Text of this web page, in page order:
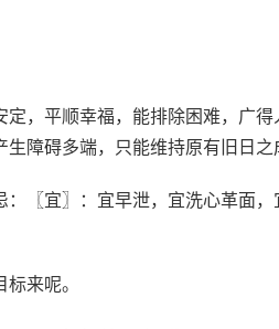
定，平顺幸福，能排除困难，广
障碍多端，只能维持原有旧日之
：〖宜〗：宜早泄，宜洗心革面
来呢。